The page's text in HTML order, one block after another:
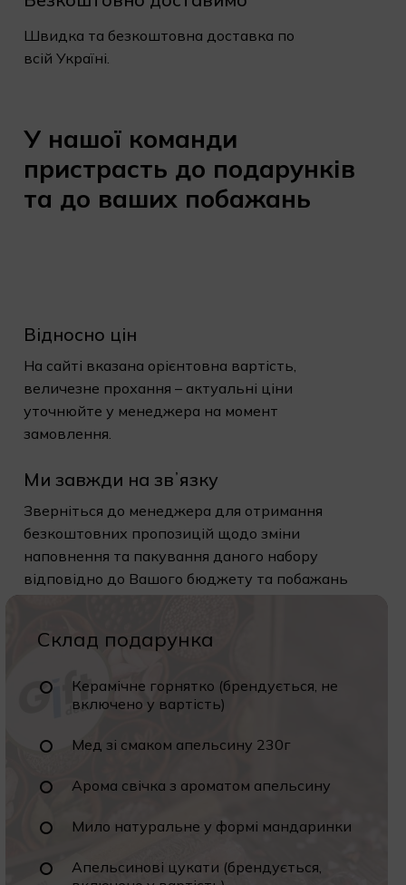
Швидка та безкоштовна доставка по
всій Україні.
У нашої команди
пристрасть до подарунків
та до ваших побажань
Відносно цін
На сайті вказана орієнтовна вартість,
величезне прохання – актуальні ціни
уточнюйте у менеджера на момент
замовлення.
Ми завжди на звʼязку
Зверніться до менеджера для отримання
безкоштовних пропозицій щодо зміни
наповнення та пакування даного набору
відповідно до Вашого бюджету та побажань
Склад подарунка
Керамічне горнятко (брендується, не
включено у вартість)
Мед зі смаком апельсину 230г
Арома свічка з ароматом апельсину
Мило натуральне у формі мандаринки
Апельсинові цукати (брендується,